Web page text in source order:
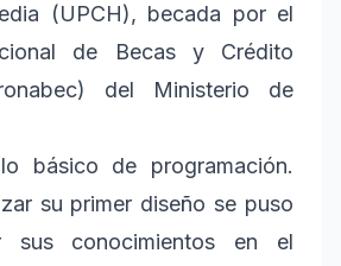
(UPCH), becada por el
de Becas y Crédito
del Ministerio de
básico de programación.
su primer diseño se puso
sus conocimientos en el